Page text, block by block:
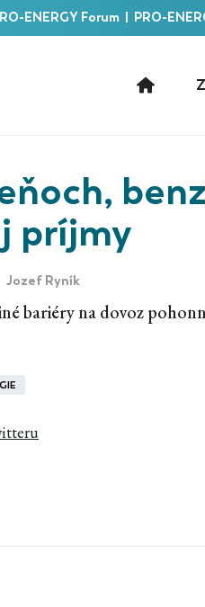
ENERGY Forum PRO-
príjmy
Jozef Ryník
bariéry na dovoz